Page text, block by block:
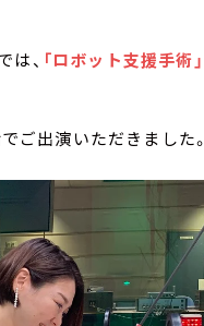
は、 「ロボット支援手術」
ご出演いただきました。